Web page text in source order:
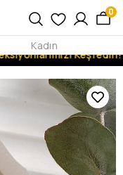
Keşfedin!
0
Kadın